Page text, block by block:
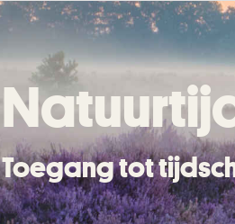
Toegang tot